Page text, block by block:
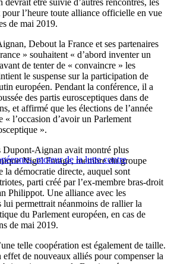
devrait être suivie d’autres rencontres, les
l’heure toute alliance officielle en vue
de mai 2019.
Debout la France et ses partenaires
» souhaitent « d’abord inventer un
de tenter de « convaincre » les
le suspense sur la participation de
européen. Pendant la conférence, il a
des partis eurosceptiques dans de
et affirmé que les élections de l’année
« l’occasion d’avoir un Parlement
».
moteur de la lutte contre
Dupont-Aignan avait montré plus
Nigel Farage, membre du groupe
la démocratie directe, auquel sont
parti créé par l’ex-membre bras-droit
Philippot. Une alliance avec les
lui permettrait néanmoins de rallier la
du Parlement européen, en cas de
de mai 2019.
telle coopération est également de taille.
effet de nouveaux alliés pour compenser la